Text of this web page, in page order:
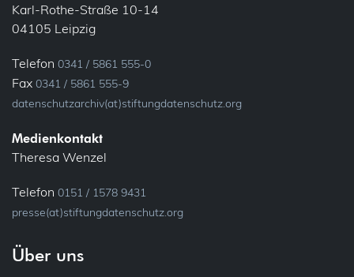
Karl-Rothe-Straße 10-14
04105 Leipzig
Telefon 0341 / 5861 555-0
Fax 0341 / 5861 555-9
datenschutzarchiv(at)stiftungdatenschutz.org
Medienkontakt
Theresa Wenzel
Telefon 0151 / 1578 9431
presse(at)stiftungdatenschutz.org
Über uns